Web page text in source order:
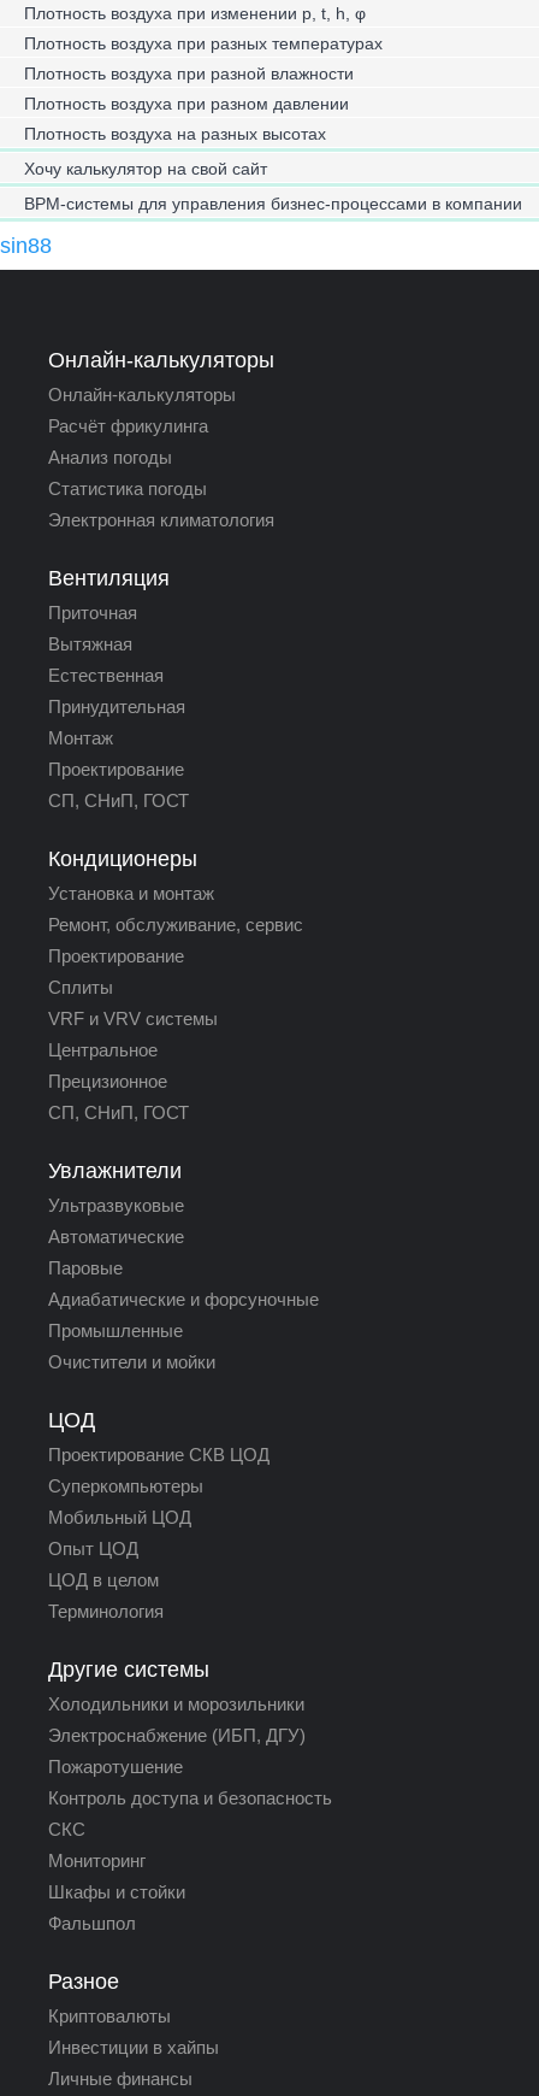
Плотность воздуха при изменении p, t, h, φ
Плотность воздуха при разных температурах
Плотность воздуха при разной влажности
Плотность воздуха при разном давлении
Плотность воздуха на разных высотах
Хочу калькулятор на свой сайт
BPM-системы для управления бизнес-процессами в компании
sin88
Онлайн-калькуляторы
Онлайн-калькуляторы
Расчёт фрикулинга
Анализ погоды
Статистика погоды
Электронная климатология
Вентиляция
Приточная
Вытяжная
Естественная
Принудительная
Монтаж
Проектирование
СП, СНиП, ГОСТ
Кондиционеры
Установка и монтаж
Ремонт, обслуживание, сервис
Проектирование
Сплиты
VRF и VRV системы
Центральное
Прецизионное
СП, СНиП, ГОСТ
Увлажнители
Ультразвуковые
Автоматические
Паровые
Адиабатические и форсуночные
Промышленные
Очистители и мойки
ЦОД
Проектирование СКВ ЦОД
Суперкомпьютеры
Мобильный ЦОД
Опыт ЦОД
ЦОД в целом
Терминология
Другие системы
Холодильники и морозильники
Электроснабжение (ИБП, ДГУ)
Пожаротушение
Контроль доступа и безопасность
СКС
Мониторинг
Шкафы и стойки
Фальшпол
Разное
Криптовалюты
Инвестиции в хайпы
Личные финансы